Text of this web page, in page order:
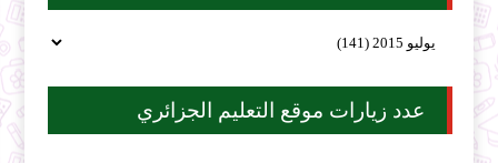
عدد زيارات موقع التعليم الجزائري